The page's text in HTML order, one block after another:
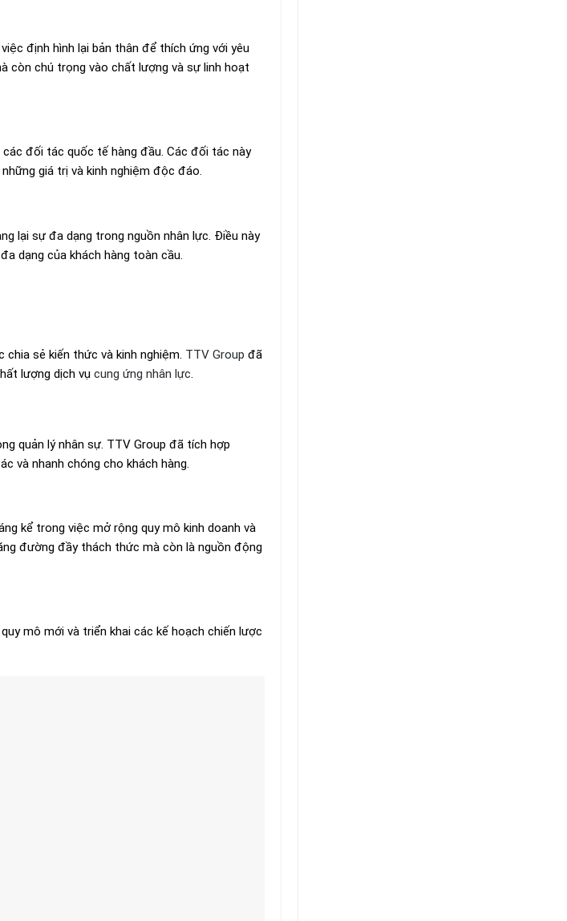
định hình lại bản thân để thích ứng với yêu
còn chú trọng vào chất lượng và sự linh hoạt
đối tác quốc tế hàng đầu. Các đối tác này
giá trị và kinh nghiệm độc đáo.
lại sự đa dạng trong nguồn nhân lực. Điều này
dạng của khách hàng toàn cầu.
sẻ kiến thức và kinh nghiệm. TTV Group đã
lượng dịch vụ cung ứng nhân lực.
quản lý nhân sự. TTV Group đã tích hợp
và nhanh chóng cho khách hàng.
kể trong việc mở rộng quy mô kinh doanh và
đường đầy thách thức mà còn là nguồn động
mô mới và triển khai các kế hoạch chiến lược